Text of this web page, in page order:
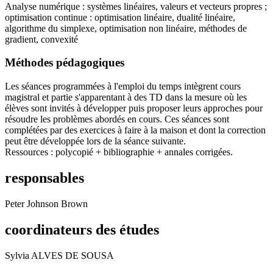
Analyse numérique : systèmes linéaires, valeurs et vecteurs propres ;
optimisation continue : optimisation linéaire, dualité linéaire,
algorithme du simplexe, optimisation non linéaire, méthodes de
gradient, convexité
Méthodes pédagogiques
Les séances programmées à l'emploi du temps intègrent cours
magistral et partie s'apparentant à des TD dans la mesure où les
élèves sont invités à développer puis proposer leurs approches pour
résoudre les problèmes abordés en cours. Ces séances sont
complétées par des exercices à faire à la maison et dont la correction
peut être développée lors de la séance suivante.
Ressources : polycopié + bibliographie + annales corrigées.
responsables
Peter Johnson Brown
coordinateurs des études
Sylvia ALVES DE SOUSA